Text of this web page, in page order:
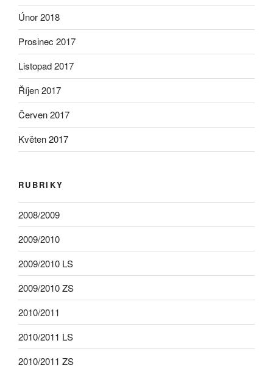
Únor 2018
Prosinec 2017
Listopad 2017
Říjen 2017
Červen 2017
Květen 2017
RUBRIKY
2008/2009
2009/2010
2009/2010 LS
2009/2010 ZS
2010/2011
2010/2011 LS
2010/2011 ZS